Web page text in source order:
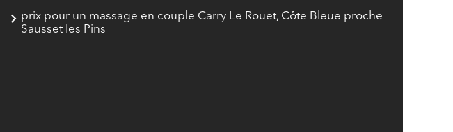
prix pour un massage en couple Carry Le Rouet, Côte Bleue proche
Sausset les Pins